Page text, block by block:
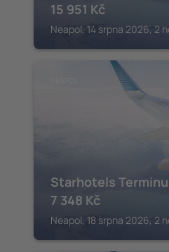
15 951 Kč
Neapol, 14 srpna 2026, 2
Starhotels
7 348 Kč
Neapol, 18 srpna 2026, 2